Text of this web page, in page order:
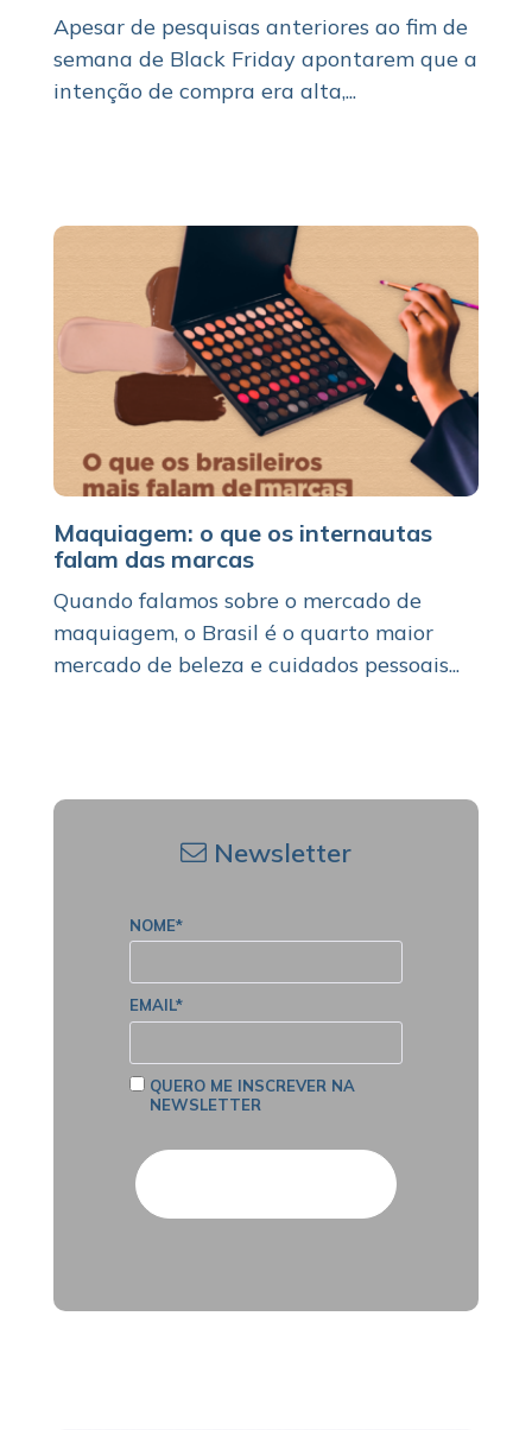
Apesar de pesquisas anteriores ao fim de
semana de Black Friday apontarem que a
intenção de compra era alta,...
Maquiagem: o que os internautas
falam das marcas
Quando falamos sobre o mercado de
maquiagem, o Brasil é o quarto maior
mercado de beleza e cuidados pessoais...
Newsletter
NOME*
EMAIL*
QUERO ME INSCREVER NA
NEWSLETTER